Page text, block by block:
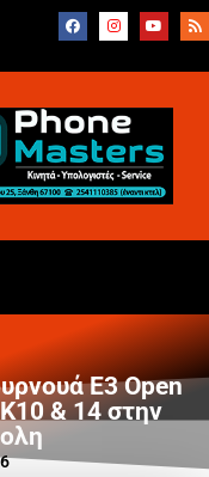
Ε3 Open
Κ10 & 14 στην